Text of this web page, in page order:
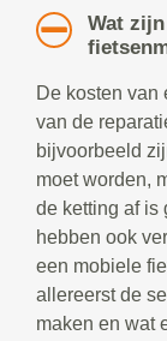
Wat
De kosten van
van de
bijvoorbeeld
moet worden,
de ketting af is
hebben ook
een mobiele
allereerst de
maken en wat